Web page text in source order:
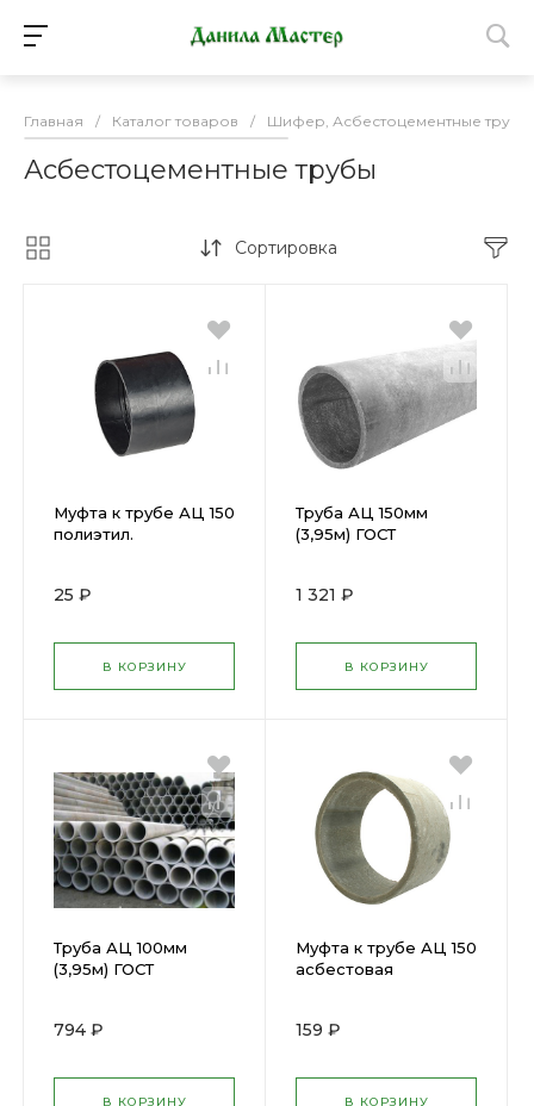
Главная / Каталог товаров / Шифер, Асбестоцементные трубы,
Асбестоцементные трубы
Сортировка
Муфта к трубе АЦ 150
полиэтил.
25 ₽
В КОРЗИНУ
Труба АЦ 150мм
(3,95м) ГОСТ
1 321 ₽
В КОРЗИНУ
Труба АЦ 100мм
(3,95м) ГОСТ
794 ₽
В КОРЗИНУ
Муфта к трубе АЦ 150
асбестовая
159 ₽
В КОРЗИНУ